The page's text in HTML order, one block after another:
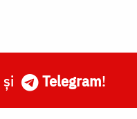
și Telegram!